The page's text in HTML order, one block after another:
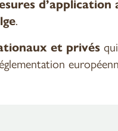
.
et privés